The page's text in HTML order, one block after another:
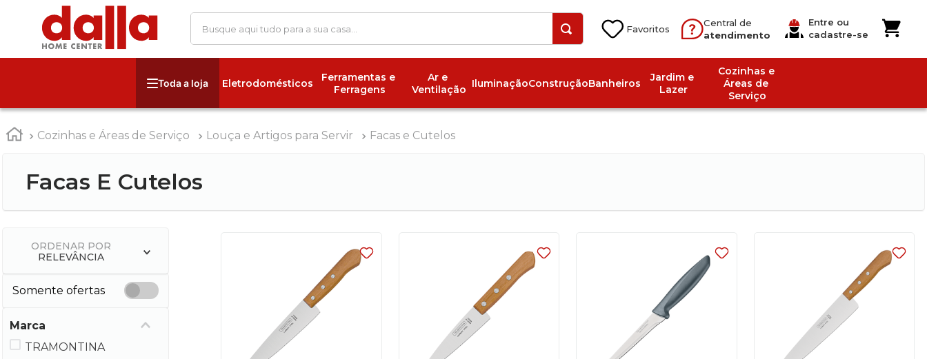
Busque aqui tudo para a sua casa...
Central de
atendimento
Entre ou
cadastre-se
Eletrodomésticos
Ferramentas e
Ferragens
Ar e
Ventilação IluminaçãoConstruçãoBanheiros
Jardim e
Lazer
Cozinhas e
Áreas de
Serviço
Cozinhas e Áreas de Serviço Louça e Artigos para Servir Facas e Cutelos
Facas E Cutelos
ORDENAR POR
RELEVÂNCIA
Somente ofertas
Marca
TRAMONTINA